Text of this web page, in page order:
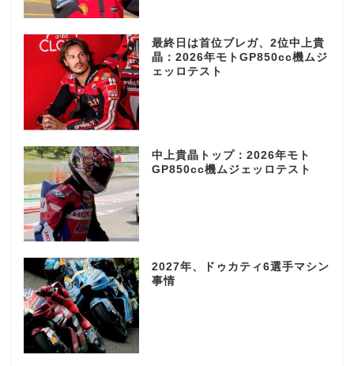
最終日は首位ブレガ、2位中上貴
晶：2026年モトGP850cc機ムジ
ェッロテスト
中上貴晶トップ：2026年モト
GP850cc機ムジェッロテスト
2027年、ドゥカティ6選手マシン
事情